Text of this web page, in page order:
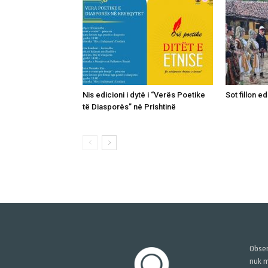
Nis edicioni i dytë i “Verës Poetike
të Diasporës” në Prishtinë
Sot fillon
nuk